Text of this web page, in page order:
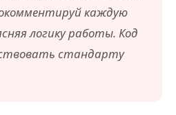
каждую
логику работы. Код
стандарту